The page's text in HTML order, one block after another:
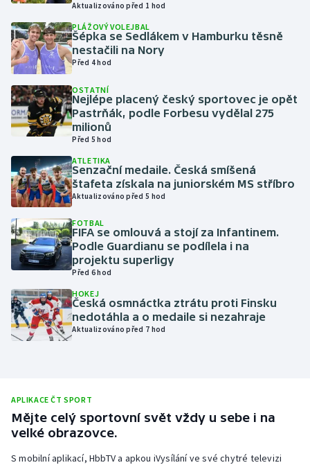
Judo
Krasobruslení
Lezení
Moderní pětiboj
Motorsport
Olympijské hry
Plavání
Rychlobruslení
Aktualizováno před 1 hod
PLÁŽOVÝ VOLEJBAL
Šépka se Sedlákem v Hamburku těsně
nestačili na Nory
Před 4 hod
OSTATNÍ
Nejlépe placený český sportovec je opět
Pastrňák, podle Forbesu vydělal 275
milionů
Před 5 hod
ATLETIKA
Senzační medaile. Česká smíšená
štafeta získala na juniorském MS stříbro
Aktualizováno před 5 hod
FOTBAL
FIFA se omlouvá a stojí za Infantinem.
Podle Guardianu se podílela i na
projektu superligy
Před 6 hod
HOKEJ
Česká osmnáctka ztrátu proti Finsku
nedotáhla a o medaile si nezahraje
Aktualizováno před 7 hod
APLIKACE ČT SPORT
Mějte celý sportovní svět vždy u sebe i na
velké obrazovce.
S mobilní aplikací, HbbTV a apkou iVysílání ve své chytré televizi